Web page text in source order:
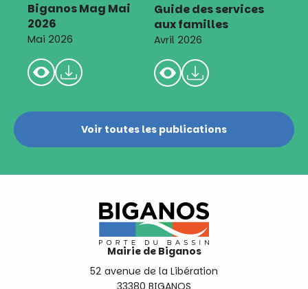
Biganos Mag Mai
2026
Mai 2026
Guide des services
aux familles
Avril 2026
Voir toutes les publications
Mairie de Biganos
52 avenue de la Libération